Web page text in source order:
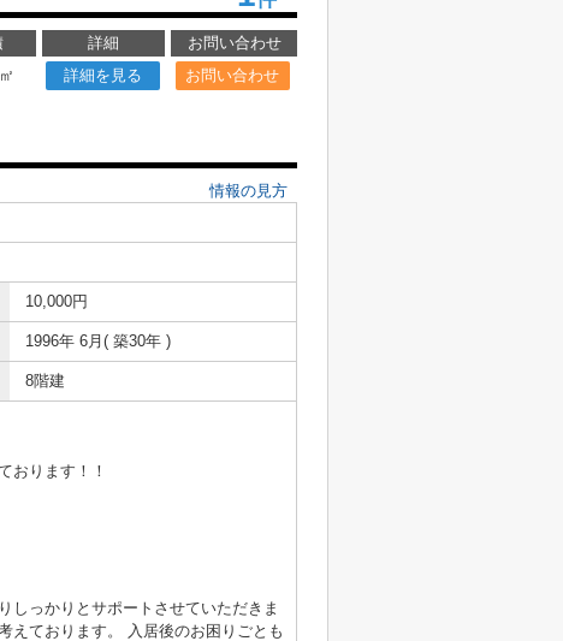
詳細
お問い合わせ
詳細を見る お問い合わせ
情報の見方
10,000円
1996年 6月( 築30年 )
8階建
おります！！
しっかりとサポートさせていただきま
えております。 入居後のお困りごとも